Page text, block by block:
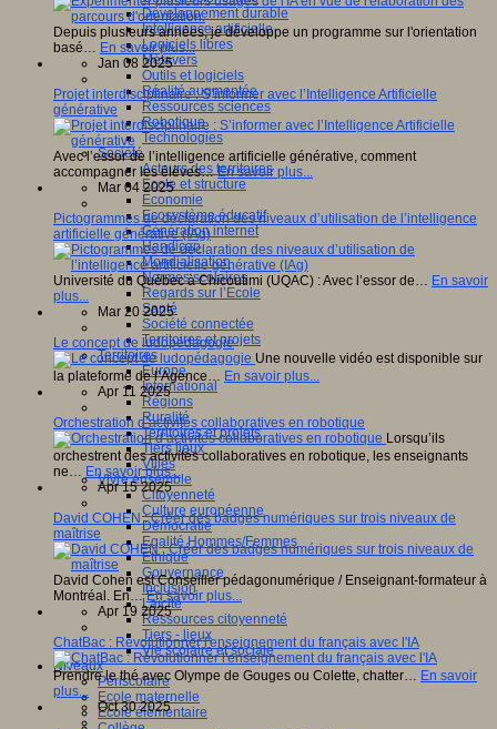
Développement durable
Intelligence artificielle
Logiciels libres
Métavers
Outils et logiciels
Réalité augmentée
Ressources sciences
Robotique
Technologies
Société
Acteurs des territoires
Ecole et structure
Economie
Ecosystème éducatif
Génération internet
Handicap
Mondialisation
Normes scolaires
Regards sur l’Ecole
Santé
Société connectée
Territoires et projets
Territoires
Europe
International
Régions
Ruralité
Territoires et projets
Tiers lieux
Villes
Vivre ensemble
Citoyenneté
Culture européenne
Démocratie
Egalité Hommes/Femmes
Ethique
Gouvernance
Inclusion
Laïcité
Ressources citoyenneté
Tiers - lieux
Vie scolaire et sociale
Niveaux
Périscolaire
Ecole maternelle
Ecole élémentaire
Depuis plusieurs années, je développe un programme sur l'orientation
basé… En savoir plus...
Jan 08 2025
Projet interdisciplinaire : S’informer avec l’Intelligence Artificielle
générative
Avec l’essor de l’intelligence artificielle générative, comment
accompagner les élèves…En savoir plus...
Mar 04 2025
Pictogrammes de déclaration des niveaux d’utilisation de l’intelligence
artificielle générative (IAg)
Université du Québec à Chicoutimi (UQAC) : Avec l’essor de… En savoir
plus...
Mar 20 2025
Le concept de ludopédagogie
Une nouvelle vidéo est disponible sur
la plateforme de l’Agence… En savoir plus...
Apr 11 2025
Orchestration d’activités collaboratives en robotique
Lorsqu’ils
orchestrent des activités collaboratives en robotique, les enseignants
ne… En savoir plus...
Apr 15 2025
David COHEN : Créer des badges numériques sur trois niveaux de
maîtrise
David Cohen est Conseiller pédagonumérique / Enseignant-formateur à
Montréal. En…En savoir plus...
Apr 19 2025
ChatBac : Révolutionner l'enseignement du français avec l'IA
Prendre le thé avec Olympe de Gouges ou Colette, chatter… En savoir
plus...
Oct 30 2025